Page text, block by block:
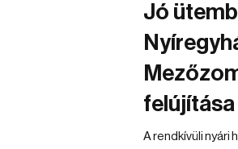
Jó
felújítása
A rendkívüli